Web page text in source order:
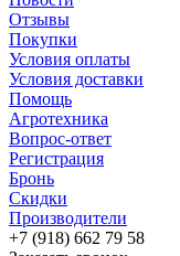
Отзывы
Покупки
Условия оплаты
Условия доставки
Помощь
Агротехника
Вопрос-ответ
Регистрация
Бронь
Скидки
Производители
+7 (918) 662 79 58